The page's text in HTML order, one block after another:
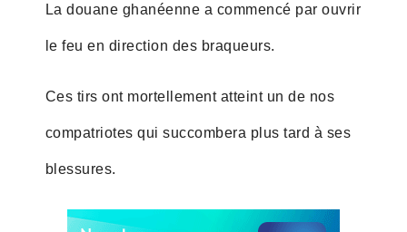
La douane ghanéenne a commencé par ouvrir
le feu en direction des braqueurs.
Ces tirs ont mortellement atteint un de nos
compatriotes qui succombera plus tard à ses
blessures.